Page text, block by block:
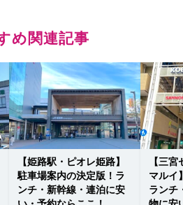
め関連記事
【姫路駅・ピオレ姫路】
駐車場案内の決定版！ラ
ンチ・新幹線・連泊に安
【三
マルイ
ランチ